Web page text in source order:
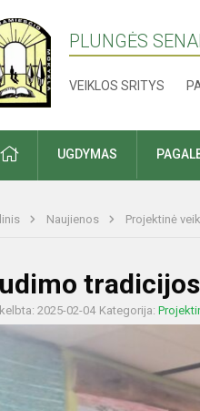
PLUNGĖS
VEIKLOS SRITYS
PRADŽIAUGDYMAS
Naujienos Projektinė
2025-02-04 Kategorija: